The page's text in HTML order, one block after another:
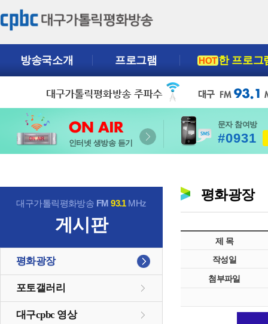
방송국소개 프로그램 HOT한 프로그
인터넷 생방송 듣기
문자 참여방
#0931
대구가톨릭평화방송 FM93.1MHz
게시판
평화광장
포토갤러리
대구cpbc 영상
평화광장
제 목
작성일
첨부파일